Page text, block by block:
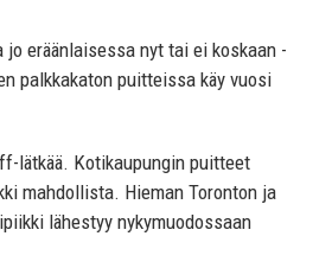
eräänlaisessa nyt tai ei koskaan -
palkkakaton puitteissa käy vuosi
lätkää. Kotikaupungin puitteet
mahdollista. Hieman Toronton ja
lähestyy nykymuodossaan